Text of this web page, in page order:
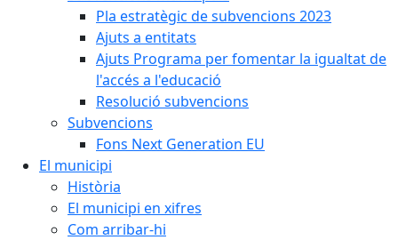
Pla estratègic de subvencions 2023
Ajuts a entitats
Ajuts Programa per fomentar la igualtat de
l'accés a l'educació
Resolució subvencions
Subvencions
Fons Next Generation EU
El municipi
Història
El municipi en xifres
Com arribar-hi